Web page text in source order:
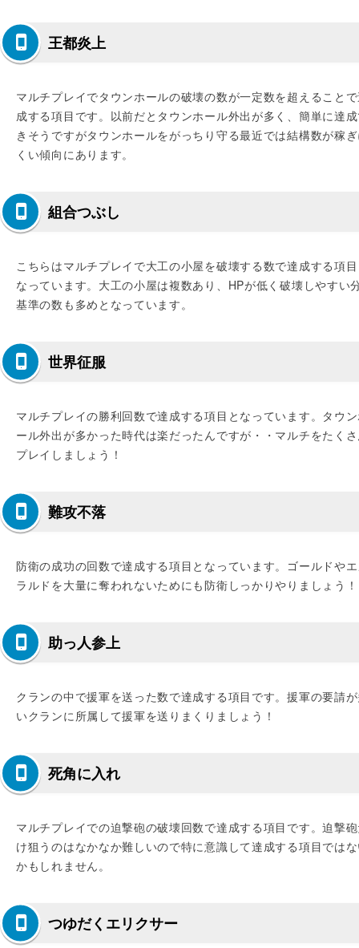
王都炎上
マルチプレイでタウンホールの破壊の数が一定数を超えること
成する項目です。以前だとタウンホール外出が多く、簡単に達
きそうですがタウンホールをがっちり守る最近では結構数が稼
くい傾向にあります。
組合つぶし
こちらはマルチプレイで大工の小屋を破壊する数で達成する項
なっています。大工の小屋は複数あり、HPが低く破壊しやすい
基準の数も多めとなっています。
世界征服
マルチプレイの勝利回数で達成する項目となっています。タウ
ール外出が多かった時代は楽だったんですが・・マルチをたく
プレイしましょう！
難攻不落
防衛の成功の回数で達成する項目となっています。ゴールドや
ラルドを大量に奪われないためにも防衛しっかりやりましょう！
助っ人参上
クランの中で援軍を送った数で達成する項目です。援軍の要請
いクランに所属して援軍を送りまくりましょう！
死角に入れ
マルチプレイでの迫撃砲の破壊回数で達成する項目です。迫撃
け狙うのはなかなか難しいので特に意識して達成する項目では
かもしれません。
つゆだくエリクサー